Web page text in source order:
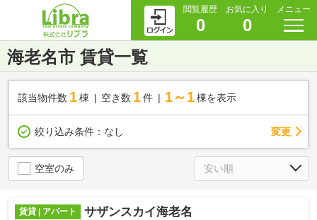
閲覧履歴
0
お気に入り
0
メニュー
海老名市 賃貸一覧
該当物件数 1棟 空き数 1 件 1～1 棟を表示
絞り込み条件： なし 変更
空室のみ
賃貸 | アパート サザンスカイ海老名